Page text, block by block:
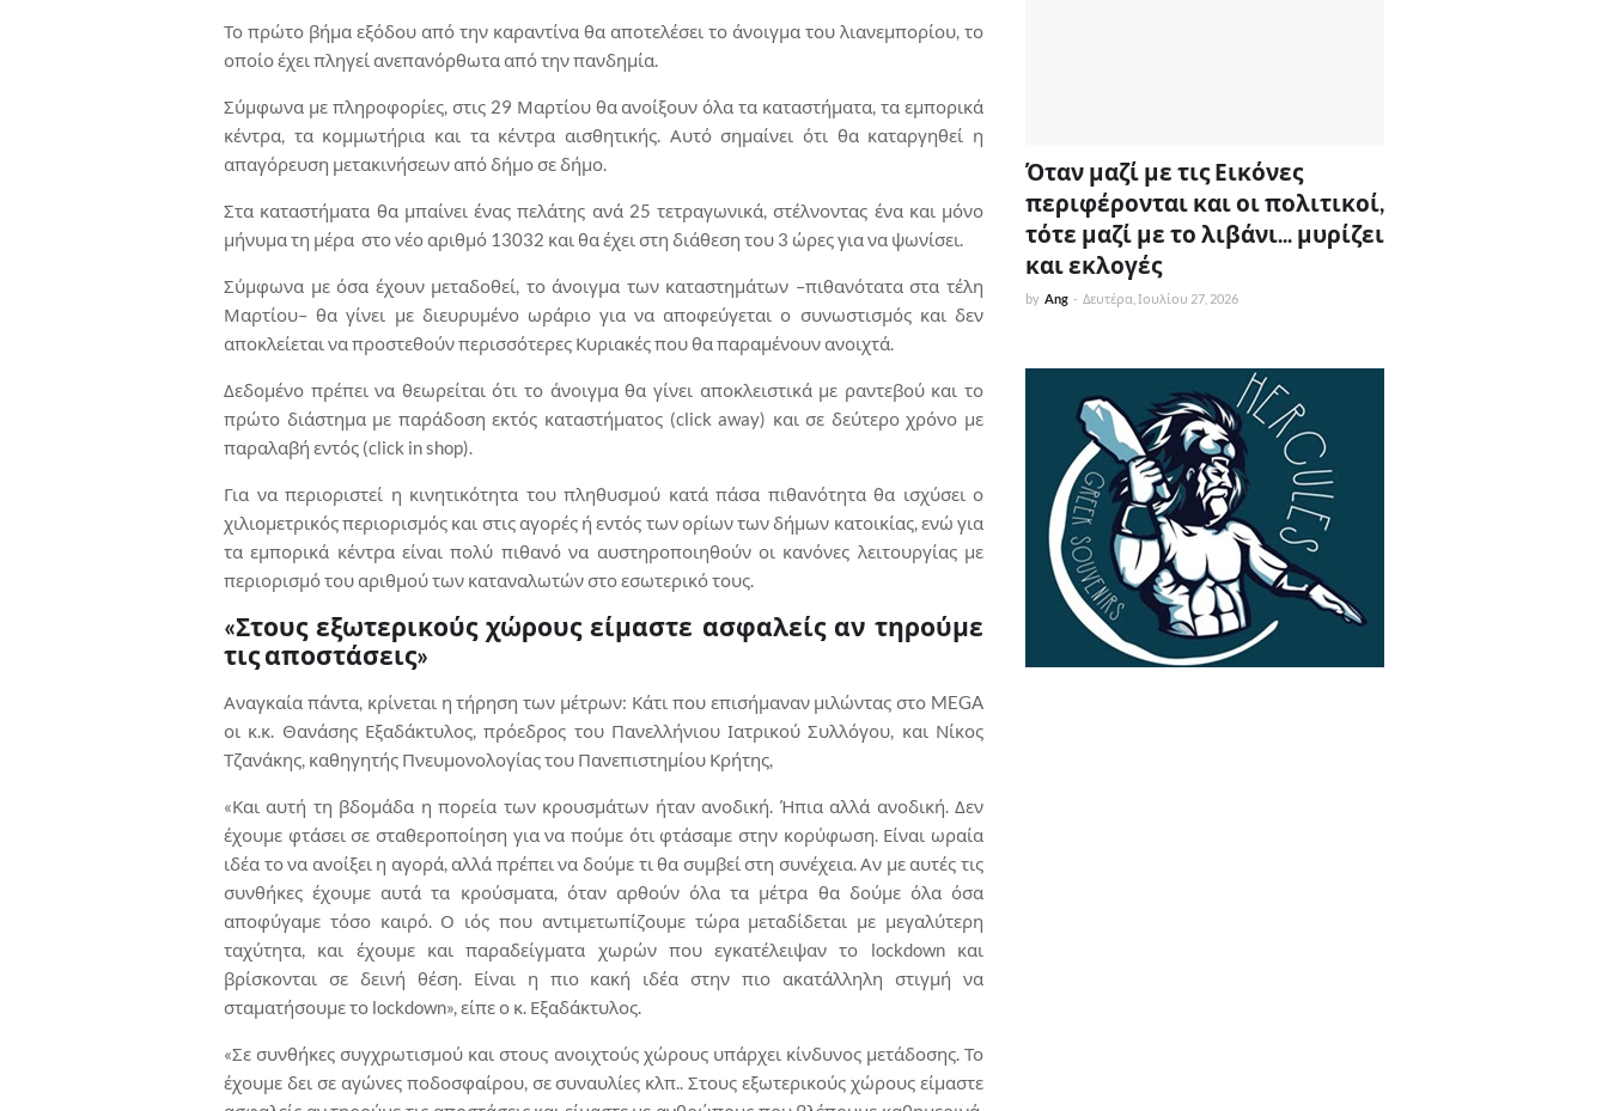
Το πρώτο βήμα εξόδου από την καραντίνα θα αποτελέσει το άνοιγμα του λιανεμπορίου, το
οποίο έχει πληγεί ανεπανόρθωτα από την πανδημία.
Σύμφωνα με πληροφορίες, στις 29 Μαρτίου θα ανοίξουν όλα τα καταστήματα, τα εμπορικά
κέντρα, τα κομμωτήρια και τα κέντρα αισθητικής. Αυτό σημαίνει ότι θα καταργηθεί η
απαγόρευση μετακινήσεων από δήμο σε δήμο.
Στα καταστήματα θα μπαίνει ένας πελάτης ανά 25 τετραγωνικά, στέλνοντας ένα και μόνο
μήνυμα τη μέρα στο νέο αριθμό 13032 και θα έχει στη διάθεση του 3 ώρες για να ψωνίσει.
Σύμφωνα με όσα έχουν μεταδοθεί, το άνοιγμα των καταστημάτων –πιθανότατα στα τέλη
Μαρτίου– θα γίνει με διευρυμένο ωράριο για να αποφεύγεται ο συνωστισμός και δεν
αποκλείεται να προστεθούν περισσότερες Κυριακές που θα παραμένουν ανοιχτά.
Δεδομένο πρέπει να θεωρείται ότι το άνοιγμα θα γίνει αποκλειστικά με ραντεβού και το
πρώτο διάστημα με παράδοση εκτός καταστήματος (click away) και σε δεύτερο χρόνο με
παραλαβή εντός (click in shop).
Για να περιοριστεί η κινητικότητα του πληθυσμού κατά πάσα πιθανότητα θα ισχύσει ο
χιλιομετρικός περιορισμός και στις αγορές ή εντός των ορίων των δήμων κατοικίας, ενώ για
τα εμπορικά κέντρα είναι πολύ πιθανό να αυστηροποιηθούν οι κανόνες λειτουργίας με
περιορισμό του αριθμού των καταναλωτών στο εσωτερικό τους.
«Στους εξωτερικούς χώρους είμαστε ασφαλείς αν τηρούμε
τις αποστάσεις»
Αναγκαία πάντα, κρίνεται η τήρηση των μέτρων: Κάτι που επισήμαναν μιλώντας στο MEGA
οι κ.κ. Θανάσης Εξαδάκτυλος, πρόεδρος του Πανελλήνιου Ιατρικού Συλλόγου, και Νίκος
Τζανάκης, καθηγητής Πνευμονολογίας του Πανεπιστημίου Κρήτης,
«Και αυτή τη βδομάδα η πορεία των κρουσμάτων ήταν ανοδική. Ήπια αλλά ανοδική. Δεν
έχουμε φτάσει σε σταθεροποίηση για να πούμε ότι φτάσαμε στην κορύφωση. Είναι ωραία
ιδέα το να ανοίξει η αγορά, αλλά πρέπει να δούμε τι θα συμβεί στη συνέχεια. Αν με αυτές τις
συνθήκες έχουμε αυτά τα κρούσματα, όταν αρθούν όλα τα μέτρα θα δούμε όλα όσα
αποφύγαμε τόσο καιρό. Ο ιός που αντιμετωπίζουμε τώρα μεταδίδεται με μεγαλύτερη
ταχύτητα, και έχουμε και παραδείγματα χωρών που εγκατέλειψαν το lockdown και
βρίσκονται σε δεινή θέση. Είναι η πιο κακή ιδέα στην πιο ακατάλληλη στιγμή να
σταματήσουμε το lockdown», είπε ο κ. Εξαδάκτυλος.
«Σε συνθήκες συγχρωτισμού και στους ανοιχτούς χώρους υπάρχει κίνδυνος μετάδοσης. Το
έχουμε δει σε αγώνες ποδοσφαίρου, σε συναυλίες κλπ.. Στους εξωτερικούς χώρους είμαστε
Όταν μαζί με τις Εικόνες
περιφέρονται και οι πολιτικοί,
τότε μαζί με το λιβάνι... μυρίζει
και εκλογές
by Ang - Δευτέρα, Ιουλίου 27, 2026